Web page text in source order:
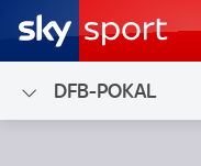
DFB-POKAL